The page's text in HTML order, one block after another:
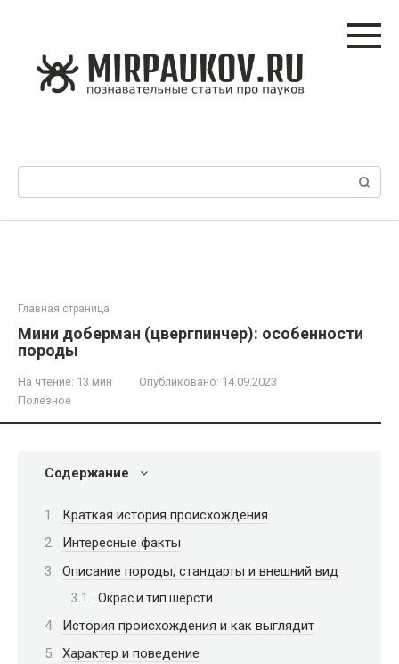
Главная страница
Мини доберман (цвергпинчер): особенности
породы
На чтение: 13 мин Опубликовано: 14.09.2023
Полезное
Содержание
Краткая история происхождения
Интересные факты
Описание породы, стандарты и внешний вид
Окрас и тип шерсти
История происхождения и как выглядит
Характер и поведение